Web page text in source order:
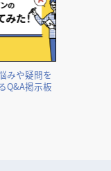
みや疑問を
Q&A掲示板